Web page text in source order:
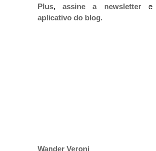
Plus,assine a newslettere
aplicativo do blog.
Wander Veroni